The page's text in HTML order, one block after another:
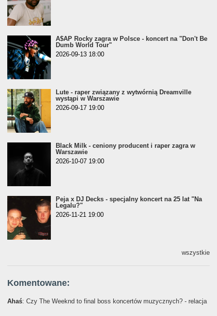
A$AP Rocky zagra w Polsce - koncert na "Don't Be
Dumb World Tour"
2026-09-13 18:00
Lute - raper związany z wytwórnią Dreamville
wystąpi w Warszawie
2026-09-17 19:00
Black Milk - ceniony producent i raper zagra w
Warszawie
2026-10-07 19:00
Peja x DJ Decks - specjalny koncert na 25 lat "Na
Legalu?"
2026-11-21 19:00
wszystkie
Komentowane:
Ahaś: Czy The Weeknd to final boss koncertów muzycznych? - relacja